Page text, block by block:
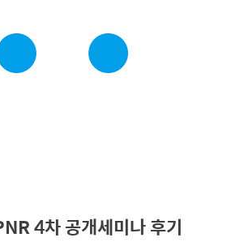
4차 공개세미나 후기